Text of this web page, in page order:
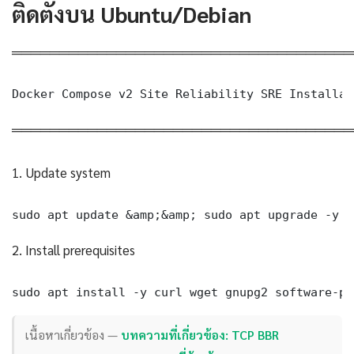
ติดตั้งบน Ubuntu/Debian
Docker Compose v2 Site Reliability SRE
1. Update system
sudo apt update &amp;&amp; sudo apt upgrade -y
2. Install prerequisites
sudo apt install -y curl wget gnupg2 software-
เนื้อหาเกี่ยวข้อง — บทความที่เกี่ยวข้อง: TCP BBR